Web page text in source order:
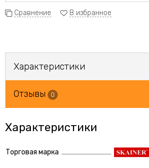
Сравнение В избранное
Характеристики
Отзывы 0
Характеристики
Торговая марка